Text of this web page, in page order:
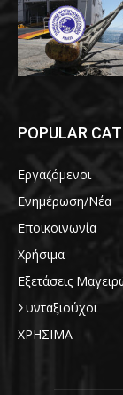
POPULAR
Εργαζόμενοι
Ενημέρωση/Νέα
Εποικοινωνία
Χρήσιμα
Εξετάσεις
Συνταξιούχοι
ΧΡΗΣΙΜΑ